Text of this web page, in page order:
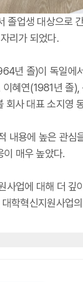
졸업생 대상으로
리가 되었다.
년 졸)이 독일
연(1981년 졸
사 대표 소지영
용에 높은 관심
매우 높았다.
업에 대해 더 깊
학혁신지원사업